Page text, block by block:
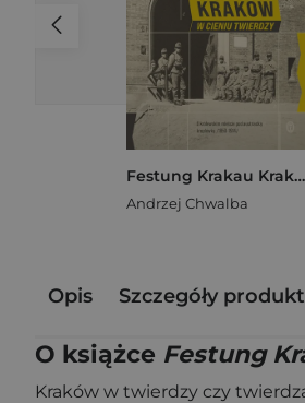
Festung Krakau Kraków w cieniu twierdzy (1850-1919)
Andrzej Chwalba
Opis Szczegóły
O książce Festung
Kraków w twierdzy czy